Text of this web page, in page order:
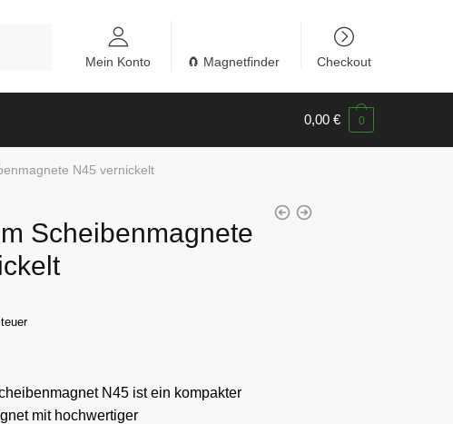
Mein Konto 🧲 Magnetfinder Checkout
0,00 € 0
N45 vernickelt
Scheibenmagnete
N45 ist ein kompakter
mit hochwertiger